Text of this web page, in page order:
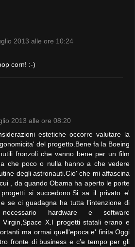
2013 alle ore 10:24
corn! :-)
2013 alle ore 08:20
estetiche occorre valutare la
del progetto.Bene fa la Boeing
fronzoli che vanno bene per un film
che poco o nulla hanno a che vedere
degli astronauti.Cio' che mi affascina
, da quando Obama ha aperto le porte
si succedono.Si sa il privato e'
se ci guadagna ha tutta l'intenzione di
hardware e software
Virgin,Space X.I progetti statali erano e
ma ormai quell'epoca e' finita.Oggi
fronte di business e c'e tempo per gli